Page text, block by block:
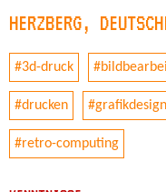
HERZBERG,
#3d-druck
#drucken #grafikdesign
#retro-computing